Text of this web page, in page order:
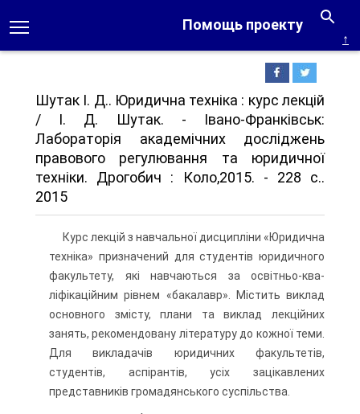
Помощь проекту
↑
Шутак І. Д.. Юридична техніка : курс лекцій
/ І. Д. Шутак. - Івано-Франківськ:
Лабораторія академічних досліджень
правового регулювання та юридичної
техніки. Дрогобич : Коло,2015. - 228 с..
2015
Курс лекцій з навчальної дисципліни «Юридична
техніка» призначе­ний для студентів юридичного
факультету, які навчаються за освітньо-ква­
ліфікаційним рівнем «бакалавр». Містить виклад
основного змісту, плани та виклад лекційних
занять, рекомендовану літературу до кожної теми.
Для викладачів юридичних факультетів,
студентів, аспірантів, усіх зацікавлених
представників громадянського суспільства.